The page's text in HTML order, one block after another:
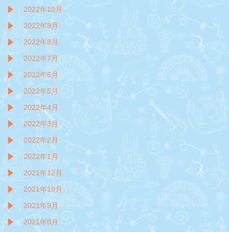
2022年10月
2022年9月
2022年8月
2022年7月
2022年6月
2022年5月
2022年4月
2022年3月
2022年2月
2022年1月
2021年12月
2021年10月
2021年9月
2021年8月